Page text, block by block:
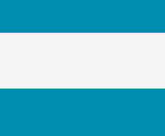
et prévient les
de votre habitation. Cette